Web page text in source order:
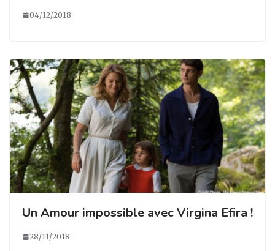
04/12/2018
Un Amour impossible avec Virgina Efira !
28/11/2018